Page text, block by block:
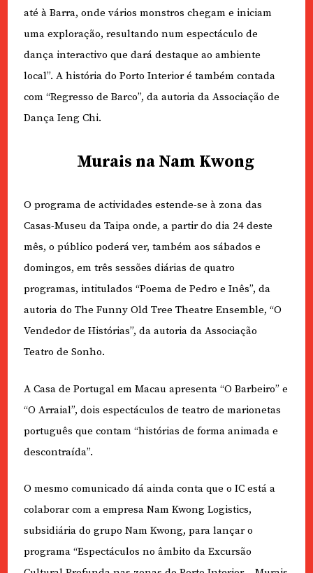
até à Barra, onde vários monstros chegam e iniciam
uma exploração, resultando num espectáculo de
dança interactivo que dará destaque ao ambiente
local”. A história do Porto Interior é também contada
com “Regresso de Barco”, da autoria da Associação de
Dança Ieng Chi.
Murais na Nam Kwong
O programa de actividades estende-se à zona das
Casas-Museu da Taipa onde, a partir do dia 24 deste
mês, o público poderá ver, também aos sábados e
domingos, em três sessões diárias de quatro
programas, intitulados “Poema de Pedro e Inês”, da
autoria do The Funny Old Tree Theatre Ensemble, “O
Vendedor de Histórias”, da autoria da Associação
Teatro de Sonho.
A Casa de Portugal em Macau apresenta “O Barbeiro” e
“O Arraial”, dois espectáculos de teatro de marionetas
português que contam “histórias de forma animada e
descontraída”.
O mesmo comunicado dá ainda conta que o IC está a
colaborar com a empresa Nam Kwong Logistics,
subsidiária do grupo Nam Kwong, para lançar o
programa “Espectáculos no âmbito da Excursão